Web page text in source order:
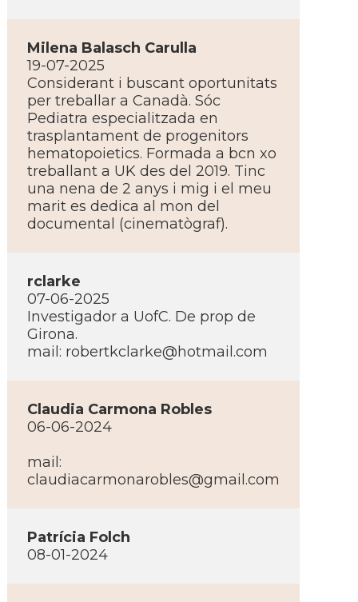
Milena Balasch Carulla
19-07-2025
Considerant i buscant oportunitats
per treballar a Canadà. Sóc
Pediatra especialitzada en
trasplantament de progenitors
hematopoietics. Formada a bcn xo
treballant a UK des del 2019. Tinc
una nena de 2 anys i mig i el meu
marit es dedica al mon del
documental (cinematògraf).
rclarke
07-06-2025
Investigador a UofC. De prop de
Girona.
mail: robertkclarke@hotmail.com
Claudia Carmona Robles
06-06-2024
mail:
claudiacarmonarobles@gmail.com
Patrí­cia Folch
08-01-2024